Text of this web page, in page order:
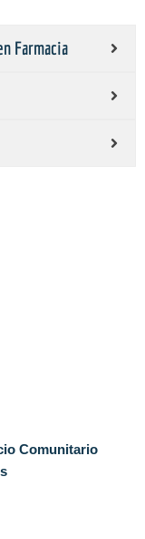
Farmacia
Comunitario